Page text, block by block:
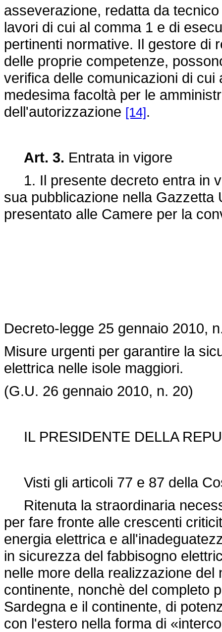
asseverazione, redatta da
lavori di cui al comma 1 e di
pertinenti normative. Il gestore di
delle proprie competenze,
verifica delle comunicazioni di
medesima facoltà per le
dell'autorizzazione [14].
Art. 3. Entrata in vigore
1. Il presente decreto entra in
sua pubblicazione nella Gazzetta
presentato alle Camere per la
Decreto-legge 25 gennaio 2010,
Misure urgenti per garantire la
elettrica nelle isole maggiori.
(G.U. 26 gennaio 2010, n. 20)
IL PRESIDENTE DELLA
Visti gli articoli 77 e 87 della
Ritenuta la straordinaria
per fare fronte alle crescenti
energia elettrica e
in sicurezza del fabbisogno
nelle more della realizzazione
continente, nonchè del completo
Sardegna e il continente, di
con l'estero nella forma di